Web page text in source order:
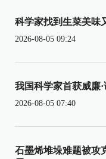
科学家找到生菜美味
2026-08-05 09:24
我国科学家首获威廉
2026-08-05 07:40
石墨烯堆垛难题被攻